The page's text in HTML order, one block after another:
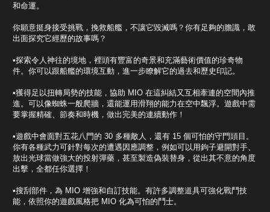
和命運。
你願意挺身接受挑戰，挽救船艦，不讓它毀滅嗎？你有足夠的膽識，敢
出面探究它經歷的故事嗎？
•探索令人神往的境地，裡頭有豐富的奇景和充滿藝術價值的珍奇物
件。你可以跟船艦的環境互動，進一步瞭解它的過去和歷史印記。
•獲得足以扭轉局勢的技能，協助 MIO 在這糾結又互相牽連的空間內推
進。可以像蜘蛛一般爬牆，還能運用滑翔的能力在空中飄浮。遊戲中需
要掌握精確、節奏和時機，做出完美的連續動作！
•遊戲中會面對五花八門的 30 多種敵人，還有 15 個可怕的守門頭目。
你有各種武力可針對每次的遭遇因應調整，例如可以用鉤子避開對手、
放出光球當做強大的投射彈藥，甚至製造偽裝替身，從出其不意的角度
出擊，全都任你選擇！
•搜刮部件，為 MIO 增強和自訂技能。有許多調整道具可強化戰鬥技
能，依照你的遊戲風格把 MIO 化為可怕的鬥士。